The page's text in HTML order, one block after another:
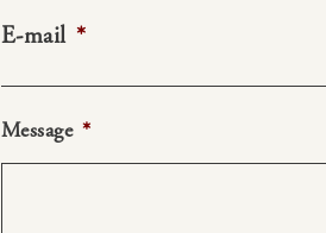
E-mail *
Message *